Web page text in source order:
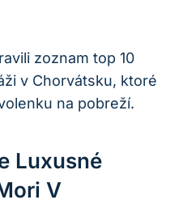
zoznam top 10
v Chorvátsku, ktoré
na pobreží.
Luxusné
V